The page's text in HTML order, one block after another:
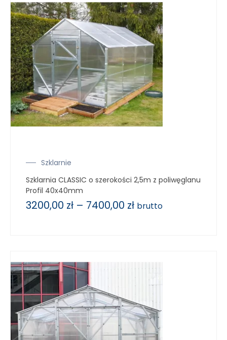
Szklarnie
Szklarnia CLASSIC o szerokości 2,5m z poliwęglanu
Profil 40x40mm
3200,00 zł – 7400,00 zł brutto